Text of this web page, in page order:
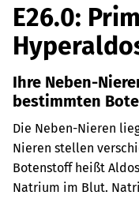
E26.0:
Ihre Neben-
bestimmten
Die Neben-Nieren
Nieren stellen
Botenstoff heißt
Natrium im Blut.